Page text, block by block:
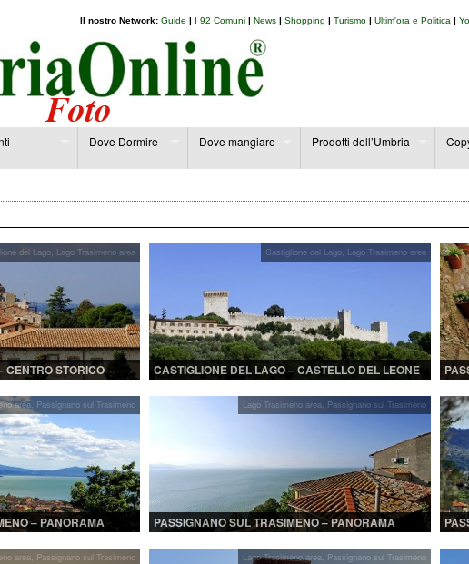
Il nostro Network: Guide | I 92 Comuni | News | Shopping | Turismo | Ultim'ora e Politica |
Dove Dormire Dove mangiare Prodotti dell’Umbria
del Lago, Lago Trasimeno area
CENTRO STORICO
Castiglione del Lago, Lago Trasimeno area
CASTIGLIONE DEL LAGO – CASTELLO DEL LEONE
area, Passignano sul Trasimeno
– PANORAMA
Lago Trasimeno area, Passignano sul Trasimeno
PASSIGNANO SUL TRASIMENO – PANORAMA
area, Passignano sul Trasimeno Lago Trasimeno area, Passignano sul Trasimeno